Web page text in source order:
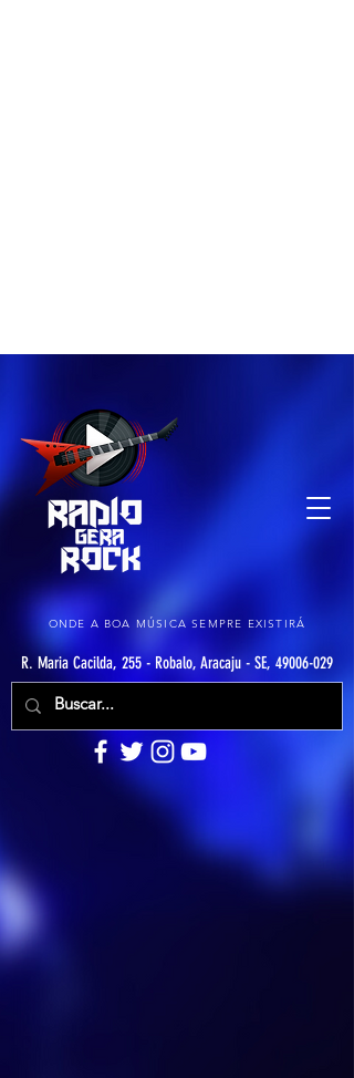
ONDE A BOA MÚSICA SEMPRE EXISTIRÁ
R. Maria Cacilda, 255 - Robalo, Aracaju - SE, 49006-029